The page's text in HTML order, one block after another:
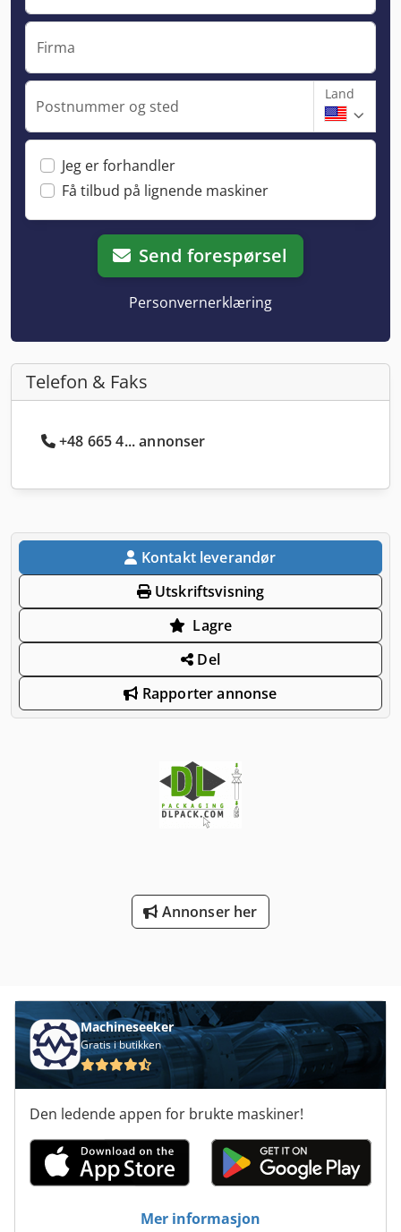
Firma
Postnummer og sted
Land
Jeg er forhandler
Få tilbud på lignende maskiner
Send forespørsel
Personvernerklæring
Telefon & Faks
+48 665 4... annonser
Kontakt leverandør
Utskriftsvisning
Lagre
Del
Rapporter annonse
Annonser her
Machineseeker
Gratis i butikken
Den ledende appen for brukte maskiner!
Mer informasjon